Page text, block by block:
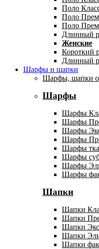
Поло
Поло
Поло
Длинный
Женские
Короткий
Длинный
Шарфы и шапки
Шарфы, шапки
Шарфы
Шарфы
Шарфы
Шарфы
Шарфы
Шарфы
Шарфы
Шарфы
Шарфы
Шапки
Шапки
Шапки
Шапки
Шапки
Шапки